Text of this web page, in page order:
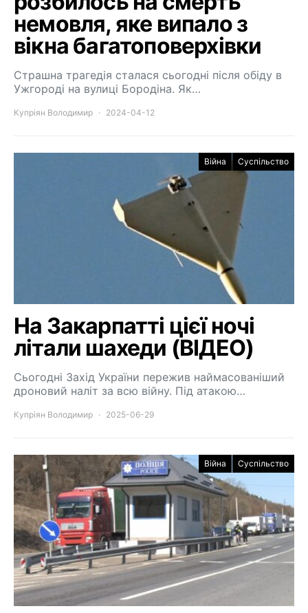
немовля, яке випало з
вікна багатоповерхівки
Страшна трагедія сталася сьогодні після обіду в
Ужгороді на вулиці Бородіна. Як…
Купріян Володимир 2024-04-12
Війна Суспільство
На Закарпатті цієї ночі
літали шахеди (ВІДЕО)
Сьогодні Захід України пережив наймасованіший
дроновий наліт за всю війну. Під атакою…
Купріян Володимир 2025-06-29
Війна Суспільство